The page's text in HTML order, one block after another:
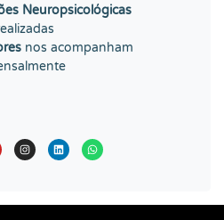
Neuropsicológicas
nos acompanham